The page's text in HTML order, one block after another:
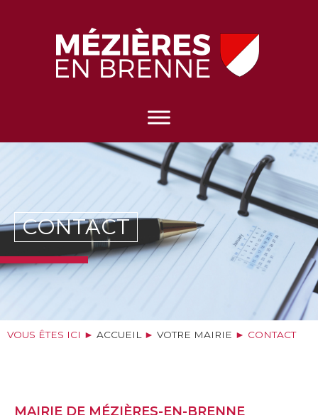
CONTACT
VOUS ÊTES ICI ► ACCUEIL ► VOTRE MAIRIE ► CONTACT
MAIRIE DE MÉZIÈRES-EN-BRENNE